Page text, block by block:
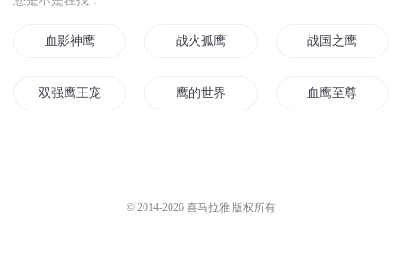
血影神鹰 战火孤鹰 战国之鹰
双强鹰王宠妻 鹰的世界 血鹰至尊
© 2014-2026 喜马拉雅 版权所有